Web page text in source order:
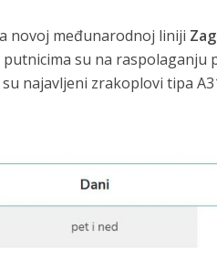
novoj međunarodnoj liniji
su na
najavljeni zrakoplovi tipa